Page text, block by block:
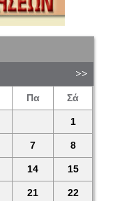
Πα Σά
1
7 8
14 15
21 22